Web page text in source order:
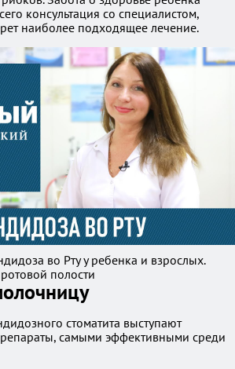
консультация со специалистом,
наиболее подходящее лечение.
во Рту у ребенка и взрослых.
полости
стоматита выступают
самыми эффективными среди